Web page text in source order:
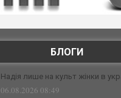
БЛОГИ
Надія лише на культ жінки в
06.08.2026 08:49